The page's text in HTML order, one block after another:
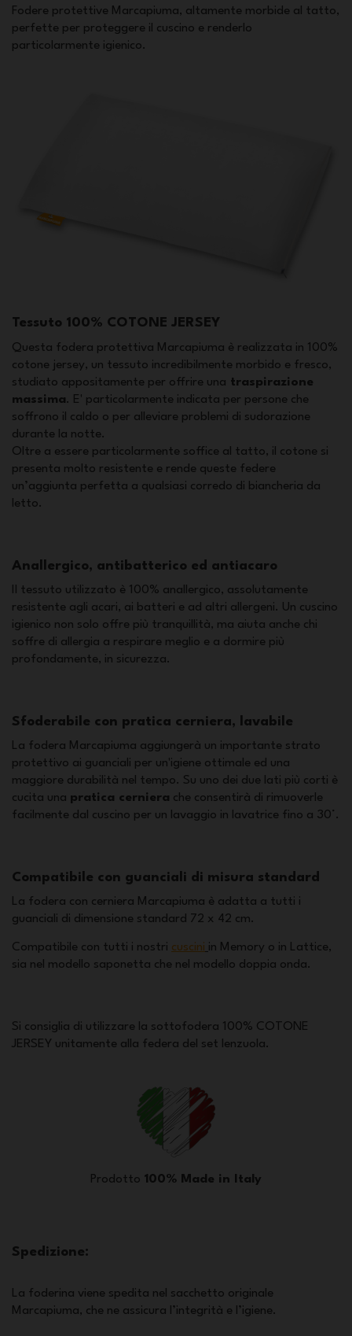
Fodere protettive Marcapiuma, altamente morbide al tatto,
perfette per proteggere il cuscino e renderlo
particolarmente igienico.
Tessuto 100% COTONE JERSEY
Questa fodera protettiva Marcapiuma è realizzata in 100%
cotone jersey, un tessuto incredibilmente morbido e fresco,
studiato appositamente per offrire una traspirazione
massima. E' particolarmente indicata per persone che
soffrono il caldo o per alleviare problemi di sudorazione
durante la notte.
Oltre a essere particolarmente soffice al tatto, il cotone si
presenta molto resistente e rende queste federe
un’aggiunta perfetta a qualsiasi corredo di biancheria da
letto.
Anallergico, antibatterico ed antiacaro
Il tessuto utilizzato è 100% anallergico, assolutamente
resistente agli acari, ai batteri e ad altri allergeni. Un cuscino
igienico non solo offre più tranquillità, ma aiuta anche chi
soffre di allergia a respirare meglio e a dormire più
profondamente, in sicurezza.
Sfoderabile con pratica cerniera, lavabile
La fodera Marcapiuma aggiungerà un importante strato
protettivo ai guanciali per un'igiene ottimale ed una
maggiore durabilità nel tempo. Su uno dei due lati più corti è
cucita una pratica cerniera che consentirà di rimuoverle
facilmente dal cuscino per un lavaggio in lavatrice fino a 30°.
Compatibile con guanciali di misura standard
La fodera con cerniera Marcapiuma è adatta a tutti i
guanciali di dimensione standard 72 x 42 cm.
Compatibile con tutti i nostri cuscini in Memory o in Lattice,
sia nel modello saponetta che nel modello doppia onda.
Si consiglia di utilizzare la sottofodera 100% COTONE
JERSEY unitamente alla federa del set lenzuola.
Prodotto 100% Made in Italy
Spedizione:
La foderina viene spedita nel sacchetto originale
Marcapiuma, che ne assicura l’integrità e l’igiene.